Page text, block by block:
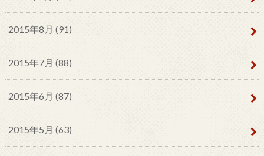
2015年8月 (91)
2015年7月 (88)
2015年6月 (87)
2015年5月 (63)